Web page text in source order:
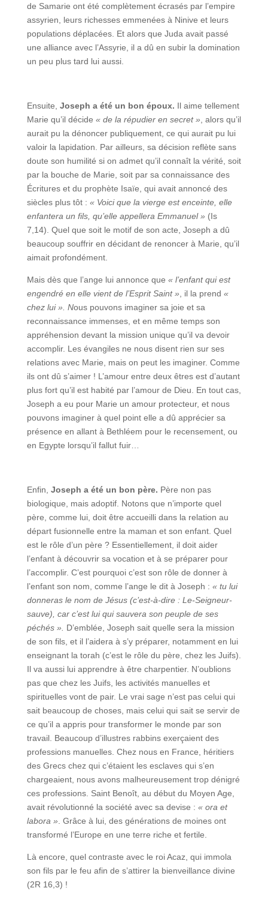
de Samarie ont été complètement écrasés par l’empire
assyrien, leurs richesses emmenées à Ninive et leurs
populations déplacées. Et alors que Juda avait passé
une alliance avec l’Assyrie, il a dû en subir la domination
un peu plus tard lui aussi.
Ensuite, Joseph a été un bon époux. Il aime tellement
Marie qu’il décide « de la répudier en secret » , alors qu’il
aurait pu la dénoncer publiquement, ce qui aurait pu lui
valoir la lapidation. Par ailleurs, sa décision reflète sans
doute son humilité si on admet qu’il connaît la vérité, soit
par la bouche de Marie, soit par sa connaissance des
Écritures et du prophète Isaïe, qui avait annoncé des
siècles plus tôt : « Voici que la vierge est enceinte, elle
enfantera un fils, qu’elle appellera Emmanuel » (Is
7,14). Quel que soit le motif de son acte, Joseph a dû
beaucoup souffrir en décidant de renoncer à Marie, qu’il
aimait profondément.
Mais dès que l’ange lui annonce que « l’enfant qui est
engendré en elle vient de l’Esprit Saint » , il la prend «
chez lui ». Nous pouvons imaginer sa joie et sa
reconnaissance immenses, et en même temps son
appréhension devant la mission unique qu’il va devoir
accomplir. Les évangiles ne nous disent rien sur ses
relations avec Marie, mais on peut les imaginer. Comme
ils ont dû s’aimer ! L’amour entre deux êtres est d’autant
plus fort qu’il est habité par l’amour de Dieu. En tout cas,
Joseph a eu pour Marie un amour protecteur, et nous
pouvons imaginer à quel point elle a dû apprécier sa
présence en allant à Bethléem pour le recensement, ou
en Egypte lorsqu’il fallut fuir…
Enfin, Joseph a été un bon père. Père non pas
biologique, mais adoptif. Notons que n’importe quel
père, comme lui, doit être accueilli dans la relation au
départ fusionnelle entre la maman et son enfant. Quel
est le rôle d’un père ? Essentiellement, il doit aider
l’enfant à découvrir sa vocation et à se préparer pour
l’accomplir. C’est pourquoi c’est son rôle de donner à
l’enfant son nom, comme l’ange le dit à Joseph : « tu lui
donneras le nom de Jésus (c’est-à-dire : Le-Seigneur-
sauve), car c’est lui qui sauvera son peuple de ses
péchés ».
D’emblée, Joseph sait quelle sera la mission
de son fils, et il l’aidera à s’y préparer, notamment en lui
enseignant la torah (c’est le rôle du père, chez les Juifs).
Il va aussi lui apprendre à être charpentier. N’oublions
pas que chez les Juifs, les activités manuelles et
spirituelles vont de pair. Le vrai sage n’est pas celui qui
sait beaucoup de choses, mais celui qui sait se servir de
ce qu’il a appris pour transformer le monde par son
travail. Beaucoup d’illustres rabbins exerçaient des
professions manuelles. Chez nous en France, héritiers
des Grecs chez qui c’étaient les esclaves qui s’en
chargeaient, nous avons malheureusement trop dénigré
ces professions. Saint Benoît, au début du Moyen Age,
avait révolutionné la société avec sa devise : « ora et
labora » . Grâce à lui, des générations de moines ont
transformé l’Europe en une terre riche et fertile.
Là encore, quel contraste avec le roi Acaz, qui immola
son fils par le feu afin de s’attirer la bienveillance divine
(2R 16,3) !